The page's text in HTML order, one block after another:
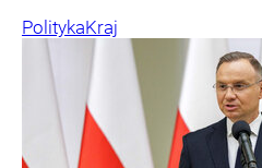
PolitykaKraj